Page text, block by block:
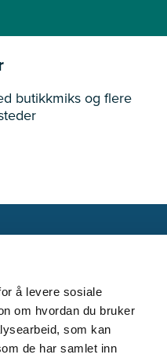
å levere sosiale
om hvordan du bruker
som kan
de har samlet inn
butikkmiks og flere
Åpningstider